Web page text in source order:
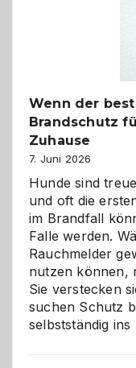
Wenn der
Brandschutz
Zuhause
7. Juni 2026
Hunde sind
und oft die
im Brandfall
Falle werden.
Rauchmelder
nutzen können,
Sie verstecken
suchen Schutz
selbstständig